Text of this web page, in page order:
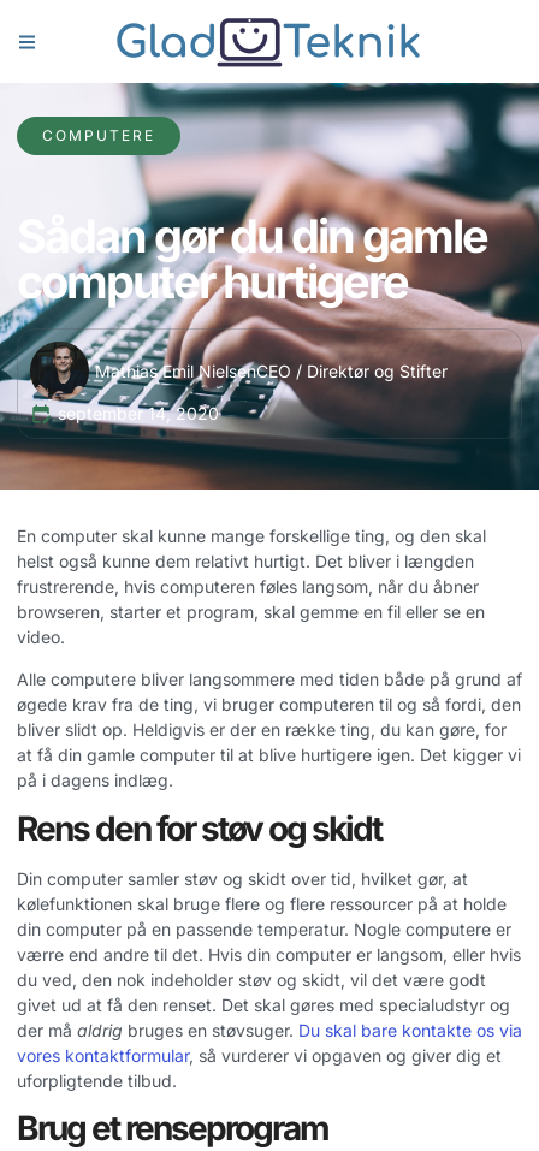
COMPUTERE
Sådan gør du din gamle
computer hurtigere
Mathias Emil NielsenCEO / Direktør og Stifter
september 14, 2020
En computer skal kunne mange forskellige ting, og den skal
helst også kunne dem relativt hurtigt. Det bliver i længden
frustrerende, hvis computeren føles langsom, når du åbner
browseren, starter et program, skal gemme en fil eller se en
video.
Alle computere bliver langsommere med tiden både på grund af
øgede krav fra de ting, vi bruger computeren til og så fordi, den
bliver slidt op. Heldigvis er der en række ting, du kan gøre, for
at få din gamle computer til at blive hurtigere igen. Det kigger vi
på i dagens indlæg.
Rens den for støv og skidt
Din computer samler støv og skidt over tid, hvilket gør, at
kølefunktionen skal bruge flere og flere ressourcer på at holde
din computer på en passende temperatur. Nogle computere er
værre end andre til det. Hvis din computer er langsom, eller hvis
du ved, den nok indeholder støv og skidt, vil det være godt
givet ud at få den renset. Det skal gøres med specialudstyr og
der må aldrig bruges en støvsuger. Du skal bare kontakte os via
vores kontaktformular, så vurderer vi opgaven og giver dig et
uforpligtende tilbud.
Brug et renseprogram